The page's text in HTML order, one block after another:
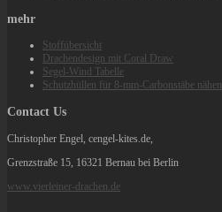
mehr
Stoffübersicht
Drachendesign mit Coral Draw
Segel-Wind Tabelle
Schutzhüllen für 8-mm-Carbonstäbe nähen
Contact Us
Christopher Engel, cengel-kites.de,
Grenzstraße 15, 16321 Bernau bei Berlin
www.vierleiner-drachen.de